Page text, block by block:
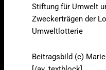
Stiftung für Umwelt
Zweckerträgen der
Umweltlotterie
Beitragsbild (c)